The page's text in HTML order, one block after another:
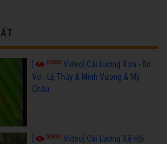
67085 Video] Cải Lương Xưa - Bơ
Vơ - Lệ Thủy & Minh Vương & Mỹ
Châu
50839 Video] Cải Lương Xã Hội -